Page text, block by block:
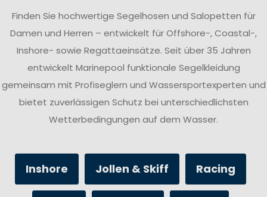
Finden Sie hochwertige Segelhosen und Salopetten für
Damen und Herren – entwickelt für Offshore-, Coastal-,
Inshore- sowie Regattaeinsätze. Seit über 35 Jahren
entwickelt Marinepool funktionale Segelkleidung
gemeinsam mit Profiseglern und Wassersportexperten und
bietet zuverlässigen Schutz bei unterschiedlichsten
Wetterbedingungen auf dem Wasser.
Inshore Jollen & Skiff Racing